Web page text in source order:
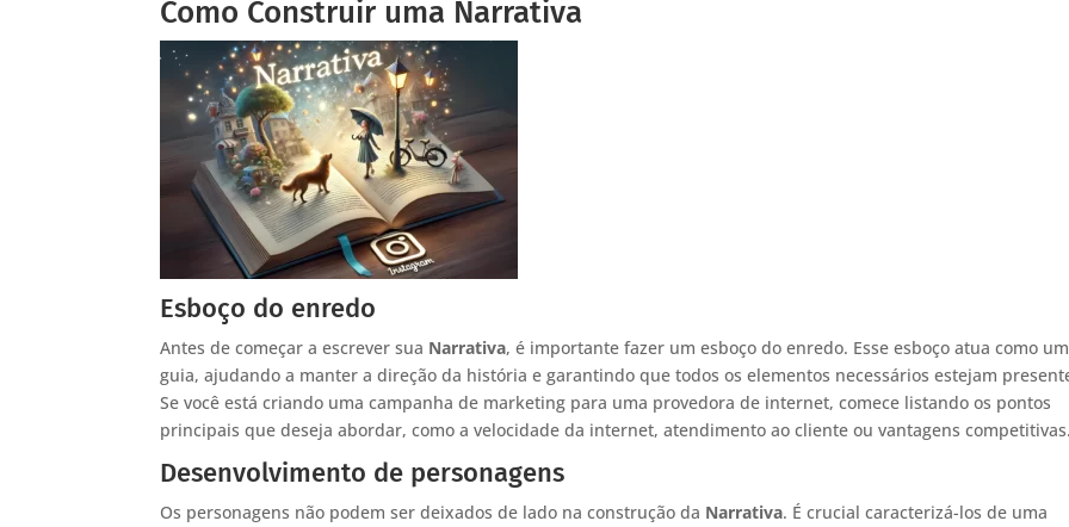
Como Construir uma Narrativa
Esboço do enredo
Antes de começar a escrever sua Narrativa, é importante fazer um esboço do enredo. Esse esboço atua como um
guia, ajudando a manter a direção da história e garantindo que todos os elementos necessários estejam
Se você está criando uma campanha de marketing para uma provedora de internet, comece listando os pontos
principais que deseja abordar, como a velocidade da internet, atendimento ao cliente ou vantagens
Desenvolvimento de personagens
Os personagens não podem ser deixados de lado na construção da Narrativa. É crucial caracterizá-los de uma